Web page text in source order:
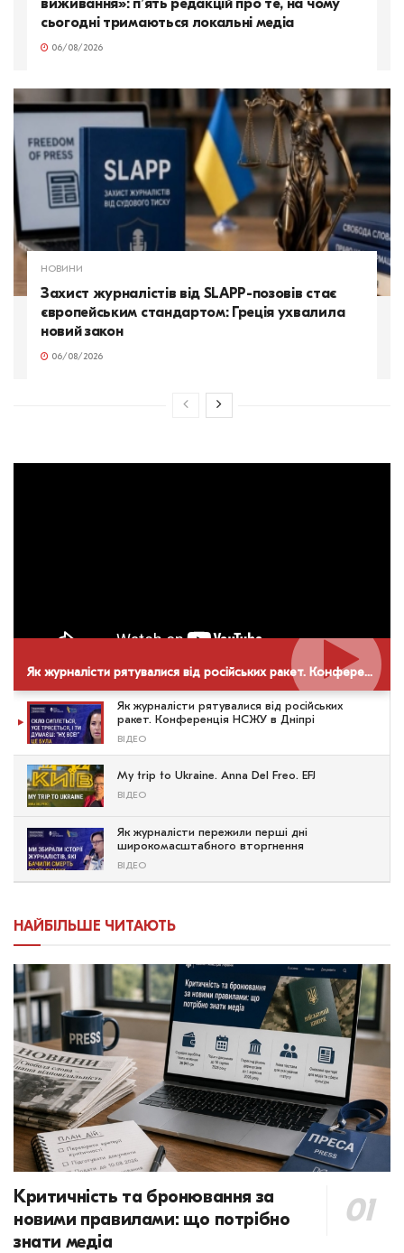
виживання»: п’ять редакцій про те, на чому
сьогодні тримаються локальні медіа
06/08/2026
НОВИНИ
Захист журналістів від SLAPP-позовів стає
європейським стандартом: Греція ухвалила
новий закон
06/08/2026
Як журналісти рятувалися від російських ракет. Конференція НСЖУ в Дніпрі
Як журналісти рятувалися від російських
ракет. Конференція НСЖУ в Дніпрі
ВІДЕО
My trip to Ukraine. Anna Del Freo. EFJ
ВІДЕО
Як журналісти пережили перші дні
широкомасштабного вторгнення
ВІДЕО
НАЙБІЛЬШЕ ЧИТАЮТЬ
Критичність та бронювання за
новими правилами: що потрібно
знати медіа